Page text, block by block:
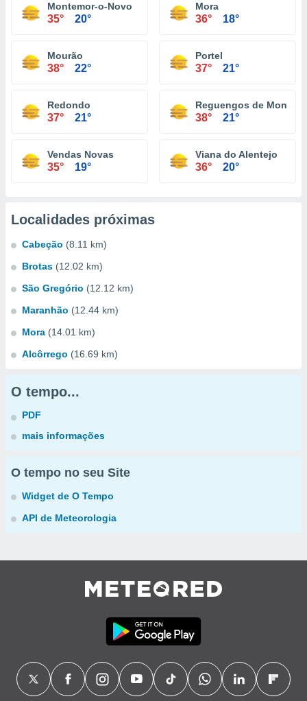
Montemor-o-Novo
35° 20°
Mora
36° 18°
Mourão
38° 22°
Portel
37° 21°
Redondo
37° 21°
Reguengos de
38° 21°
Vendas Novas
35° 19°
Viana do Alentejo
36° 20°
Localidades próximas
Cabeção (8.11 km)
Brotas (12.02 km)
São Gregório (12.12 km)
Maranhão (12.44 km)
Mora (14.01 km)
Alcôrrego (16.69 km)
O tempo...
PDF
mais informações
O tempo no seu Site
Widget de O Tempo
API de Meteorologia